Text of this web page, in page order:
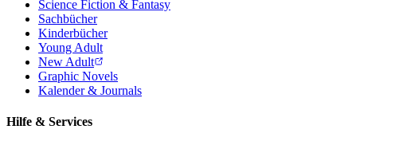
Science Fiction & Fantasy
Sachbücher
Kinderbücher
Young Adult
New Adult
Graphic Novels
Kalender & Journals
Hilfe & Services